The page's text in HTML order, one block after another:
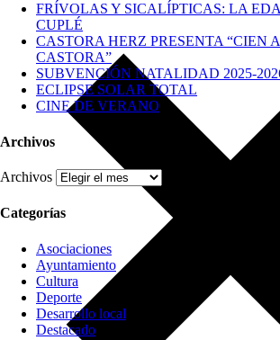
FRÍVOLAS Y SICALÍPTICAS: LA
CUPLÉ
CASTORA HERZ PRESENTA “CIEN
CASTORA”
SUBVENCIÓN NATALIDAD 2025-
ECLIPSE SOLAR TOTAL
CINE DE VERANO
Archivos
Archivos
Categorías
Asociaciones
Ayuntamiento
Cultura
Deporte
Desarrollo local
Destacado